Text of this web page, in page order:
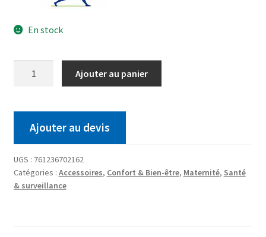
En stock
Ajouter au panier
Ajouter au devis
UGS : 761236702162
Catégories : Accessoires, Confort & Bien-être, Maternité, Santé
& surveillance